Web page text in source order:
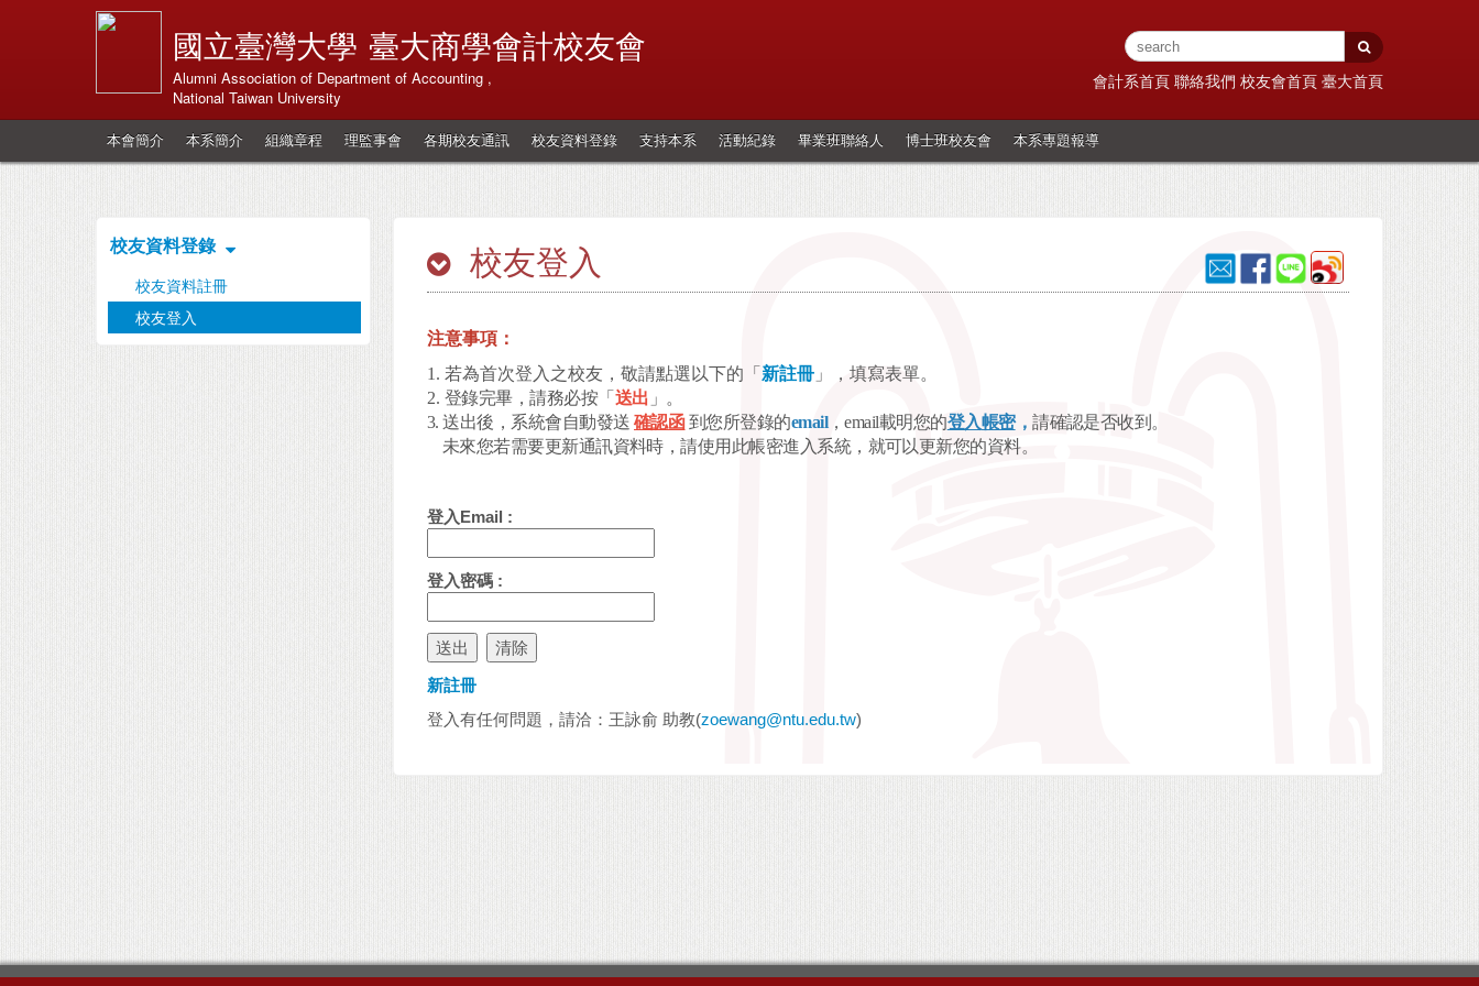
國立臺灣大學 臺大商學會計校友會
Alumni Association of Department of Accounting ,
National Taiwan University
會計系首頁 聯絡我們 校友會首頁 臺大首頁
本會簡介 本系簡介 組織章程 理監事會 各期校友通訊 校友資料登錄 支持本系 活動紀錄 畢業班聯絡人 博士班校友會 本系專題報導
校友資料登錄
校友資料註冊
校友登入
校友登入
注意事項：
1. 若為首次登入之校友，敬請點選以下的「 新註冊 」，填寫表單。
2. 登錄完畢，請務必按「 送出 」。
3. 送出後，系統會自動發送 確認函 到您所登錄的email，email載明您的登入帳密，請確認是否收到。
未來您若需要更新通訊資料時，請使用此帳密進入系統，就可以更新您的資料。
登入Email :
登入密碼 :
新註冊
登入有任何問題，請洽：王詠俞 助教(zoewang@ntu.edu.tw)